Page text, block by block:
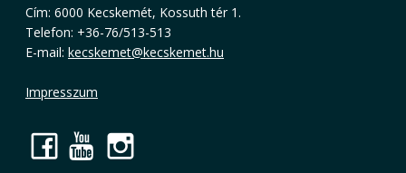
Cím: 6000 Kecskemét, Kossuth tér 1.
Telefon: +36-76/513-513
E-mail: kecskemet@kecskemet.hu
Impresszum
Facebook
YouTube